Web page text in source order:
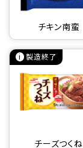
チキン南蛮
チーズつくね
製造終了